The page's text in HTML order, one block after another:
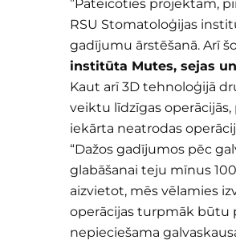
”Pateicoties projektam,
RSU Stomatoloģijas
gadījumu ārstēšanā. Arī
institūta Mutes, sejas
Kaut arī 3D tehnoloģijā
veiktu līdzīgas operācijās,
iekārta neatrodas
“Dažos gadījumos pēc
glabāšanai teju mīnus
aizvietot, mēs vēlamies
operācijas turpmāk būtu
nepieciešama